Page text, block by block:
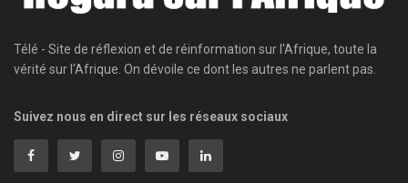
Télé - Site de réflexion et de réinformation sur l'Afrique, toute la
vérité sur l'Afrique. On dévoile ce dont les autres ne parlent pas.
Suivez nous en direct sur les réseaux sociaux